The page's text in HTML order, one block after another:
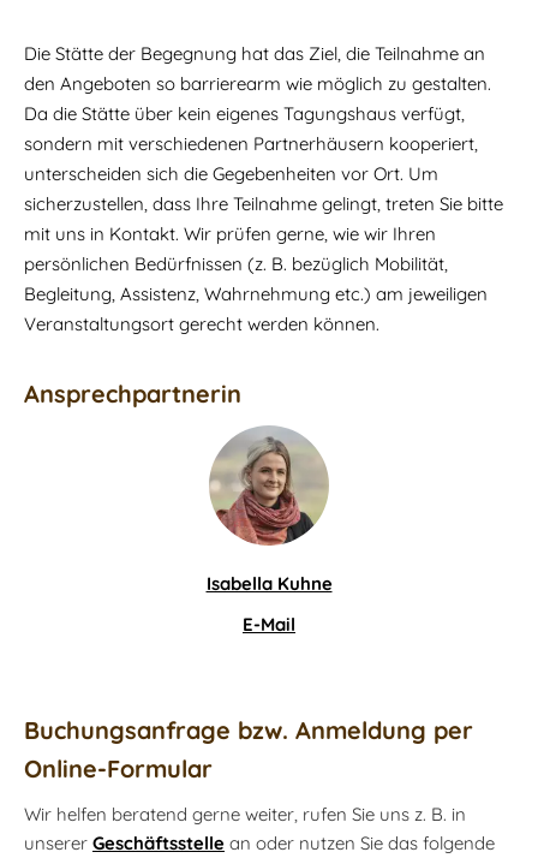
Die Stätte der Begegnung hat das Ziel, die Teilnahme an
den Angeboten so barrierearm wie möglich zu gestalten.
Da die Stätte über kein eigenes Tagungshaus verfügt,
sondern mit verschiedenen Partnerhäusern kooperiert,
unterscheiden sich die Gegebenheiten vor Ort. Um
sicherzustellen, dass Ihre Teilnahme gelingt, treten Sie bitte
mit uns in Kontakt. Wir prüfen gerne, wie wir Ihren
persönlichen Bedürfnissen (z. B. bezüglich Mobilität,
Begleitung, Assistenz, Wahrnehmung etc.) am jeweiligen
Veranstaltungsort gerecht werden können.
Ansprechpartnerin
Isabella Kuhne
E-Mail
Buchungsanfrage bzw. Anmeldung per
Online-Formular
Wir helfen beratend gerne weiter, rufen Sie uns z. B. in
unserer Geschäftsstelle an oder nutzen Sie das folgende